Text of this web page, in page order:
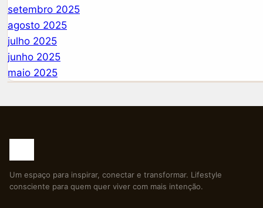
setembro 2025
agosto 2025
julho 2025
junho 2025
maio 2025
Um espaço para inspirar, conectar e transformar. Lifestyle
consciente para quem quer viver com mais intenção.